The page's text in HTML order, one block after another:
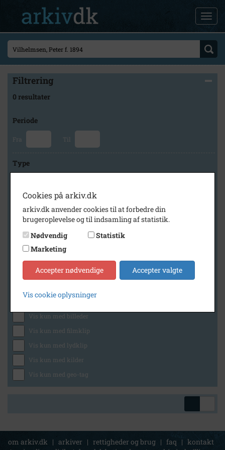
Filtrering
0 resultater
Periode
Fra Til
Type
Arkiv
Slagelse Stads- og Lokalarkiv
Generelt
Vis kun med billeder
Vis kun med filmklip
Vis kun med lydklip
Vis kun med kilder
Vis kun med geo-tag
om arkiv.dk | arkiver | rettigheder og brug | faq | kontakt
Cookies på arkiv.dk
arkiv.dk anvender cookies til at forbedre din
brugeroplevelse og til indsamling af statistik.
Nødvendig
Statistik
Marketing
Accepter nødvendige Accepter valgte
Vis cookie oplysninger